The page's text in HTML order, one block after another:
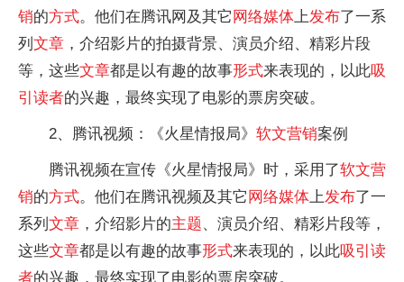
销的方式。他们在腾讯网及其它 网络媒体上发布了一系
列 文章 ，介绍影片的拍摄背景、演员介绍、精彩片段
等，这些文章都是以有趣的故事形式来表现的，以此吸
引读者的兴趣，最终实现了电影的票房突破。
2、腾讯视频：《火星情报局》 软文营销案例
腾讯视频在宣传《火星情报局》时，采用了软文营
销的方式。他们在腾讯视频及其它 网络媒体上发布了一
系列 文章 ，介绍影片的主题、演员介绍、精彩片段等，
这些文章都是以有趣的故事形式来表现的，以此吸引读
者的兴趣，最终实现了电影的票房突破。